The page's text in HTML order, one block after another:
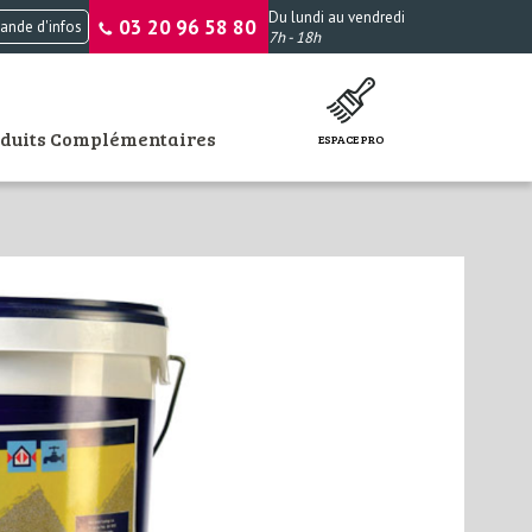
d'infos 03 20 96 58 80 Du lundi au vendredi
7h - 18h
Complémentaires ESPACE PRO